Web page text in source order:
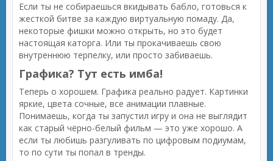
Если ты не собираешься вкидывать бабло, готовься к
жесткой битве за каждую виртуальную помаду. Да,
некоторые фишки можно открыть, но это будет
настоящая каторга. Или ты прокачиваешь свою
внутреннюю терпелку, или просто забиваешь.
Графика? Тут есть имба!
Теперь о хорошем. Графика реально радует. Картинки
яркие, цвета сочные, все анимации плавные.
Понимаешь, когда ты запустил игру и она не выглядит
как старый чёрно-белый фильм — это уже хорошо. А
если ты любишь разгуливать по цифровым подиумам,
то по сути ты попал в тренды.